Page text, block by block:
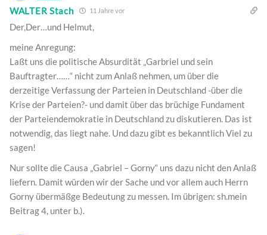
WALTER Stach 11 Jahre vor
Der,Der…und Helmut,
meine Anregung:
Laßt uns die politische Absurdität „Garbriel und sein
Bauftragter……“ nicht zum Anlaß nehmen, um über die
derzeitige Verfassung der Parteien in Deutschland -über die
Krise der Parteien?- und damit über das brüchige Fundament
der Parteiendemokratie in Deutschland zu diskutieren. Das ist
notwendig, das liegt nahe. Und dazu gibt es bekanntlich Viel zu
sagen!
Nur sollte die Causa „Gabriel – Gorny“ uns dazu nicht den Anlaß
liefern. Damit würden wir der Sache und vor allem auch Herrn
Gorny übermäßge Bedeutung zu messen. Im übrigen: sh.mein
Beitrag 4, unter b.).